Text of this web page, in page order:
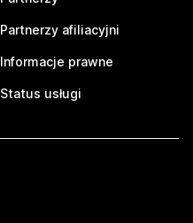
Partnerzy afiliacyjni
Informacje prawne
Status usługi